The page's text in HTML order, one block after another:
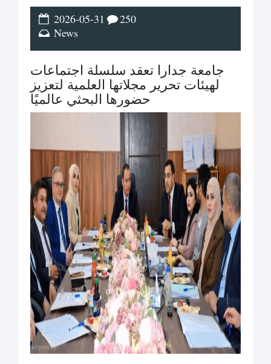
2026-05-31
News
250
جامعة جدارا تعقد سلسلة اجتماعات
لهيئات تحرير مجلاتها العلمية لتعزيز
حضورها البحثي عالميًا